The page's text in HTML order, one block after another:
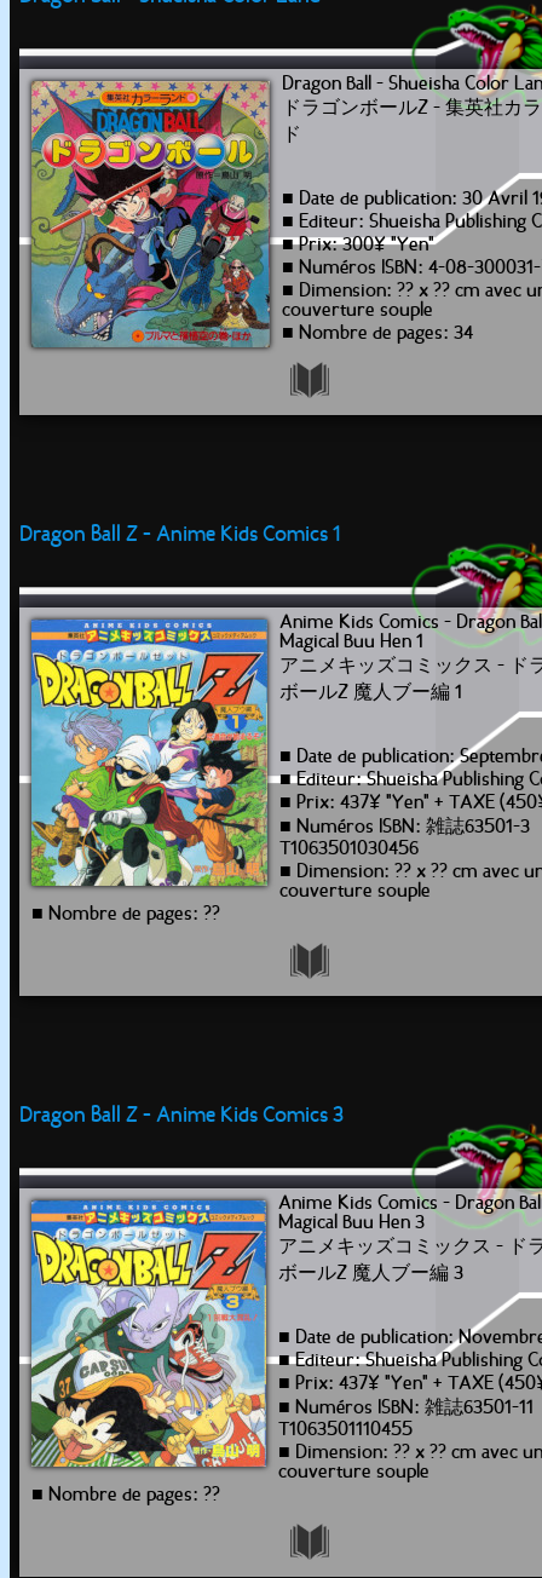
Dragon Ball - Shueisha Color
ドラゴンボールZ - 集英社カ
ド
■ Date de publication: 30 Avril
■ Editeur: Shueisha Publishing
■ Prix: 300¥ "Yen"
■ Numéros ISBN: 4-08-
■ Dimension: ?? x ?? cm avec
couverture souple
■ Nombre de pages: 34
Dragon Ball Z - Anime Kids Comics 1
Anime Kids Comics - Dragon
Magical Buu Hen 1
アニメキッズコミックス - ド
ボールZ 魔人ブー編 1
■ Date de publication:
■ Editeur: Shueisha Publishing
■ Prix: 437¥ "Yen" + TAXE
■ Numéros ISBN: 雑誌63501-3
T1063501030456
■ Dimension: ?? x ?? cm avec
couverture souple
■ Nombre de pages: ??
Dragon Ball Z - Anime Kids Comics 3
Anime Kids Comics - Dragon
Magical Buu Hen 3
アニメキッズコミックス - ド
ボールZ 魔人ブー編 3
■ Date de publication:
■ Editeur: Shueisha Publishing
■ Prix: 437¥ "Yen" + TAXE
■ Numéros ISBN: 雑誌63501-11
T1063501110455
■ Dimension: ?? x ?? cm avec
couverture souple
■ Nombre de pages: ??